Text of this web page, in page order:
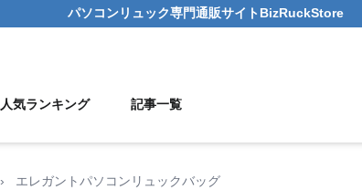
パソコンリュック専門通販サイト BizRuckStore
人気ランキング 記事一覧
› エレガントパソコンリュックバッグ